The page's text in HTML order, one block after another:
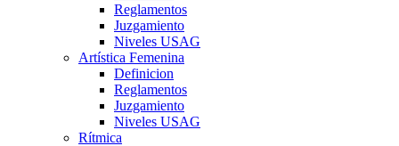
Reglamentos
Juzgamiento
Niveles USAG
Artística Femenina
Definicion
Reglamentos
Juzgamiento
Niveles USAG
Rítmica